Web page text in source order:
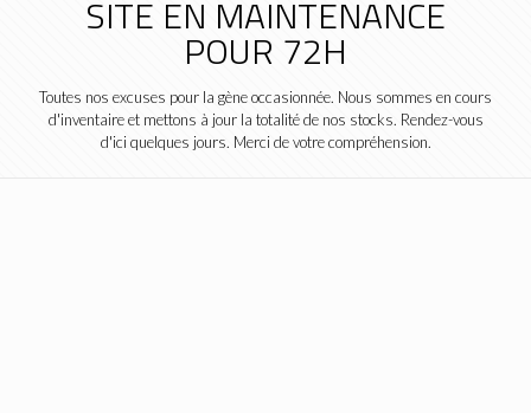
SITE EN MAINTENANCE
POUR 72H
Toutes nos excuses pour la gène occasionnée. Nous sommes en cours
d'inventaire et mettons à jour la totalité de nos stocks. Rendez-vous
d'ici quelques jours. Merci de votre compréhension.